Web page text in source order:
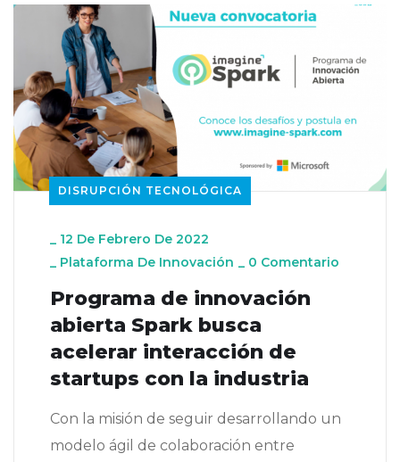
DISRUPCIÓN TECNOLÓGICA
12 De Febrero De 2022
Plataforma De Innovación 0 Comentario
Programa de innovación
abierta Spark busca
acelerar interacción de
startups con la industria
Con la misión de seguir desarrollando un
modelo ágil de colaboración entre